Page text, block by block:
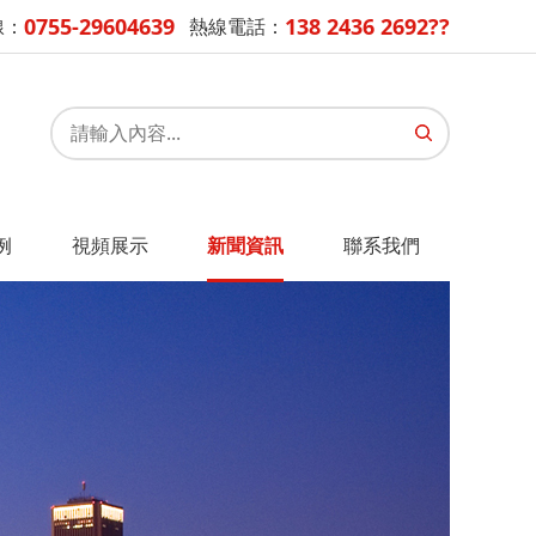
熱線電話： 138 2436 2692??
0755-29604639
視頻展示 新聞資訊 聯系我們